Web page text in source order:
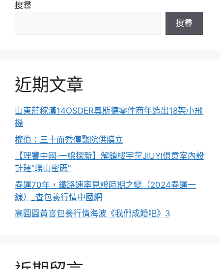
搜尋
搜尋
近期文章
山東莊稼漢14OSDER奧斯德零件商年造出18架小飛
機
權伯：三十而秀傳醫院供膳立
【理響中國·一線探新】解鎖樓宇黨JIUYI俱意室內設
計建“嶗山密碼”
春運70年，鐵路速率見證時期之變（2024春運一
線）_查包養行情中國網
高圓圓黃喜包養行情海波《我們成婚吧》3